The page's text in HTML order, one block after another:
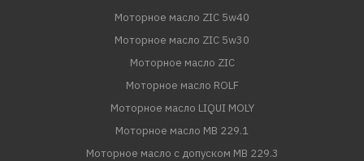
Моторное масло ZIC 5w40
Моторное масло ZIC 5w30
Моторное масло ZIC
Моторное масло ROLF
Моторное масло LIQUI MOLY
Моторное масло MB 229.1
Моторное масло с допуском MB 229.3